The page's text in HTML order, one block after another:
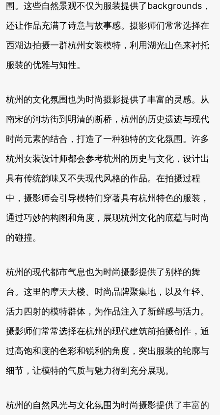
围。这些自然景观不仅为服装提供了backgrounds，
还让作品充满了诗意与故事感。摄影师们常常选择在
西湖边拍摄一群杭州女装模特，利用湖光山色来衬托
服装的优雅与知性。
杭州的文化氛围也为时尚摄影提供了丰富的灵感。从
南宋的河坊街到明清的断桥，杭州的历史遗迹与现代
时尚元素的结合，打造了一种独特的文化氛围。许多
杭州女装设计师都会参考杭州的历史与文化，设计出
具有传统韵味又不失现代风格的作品。在拍摄过程
中，摄影师会引导模特们穿著具有杭州特色的服装，
通过巧妙的构图和角度，展现杭州文化的底蕴与时尚
的碰撞。
杭州的现代都市气息也为时尚摄影提供了别样的舞
台。这里的摩天大楼、时尚品牌聚集地，以及年轻、
活力四射的模特群体，为作品注入了新鲜感与活力。
摄影师们常常选择在杭州的现代建筑前拍摄创作，通
过高饱和度的色彩和锐利的角度，突出服装的轮廓与
细节，让模特的气质与魅力得到充分展现。
杭州的自然风光与文化氛围为时尚摄影提供了丰富的